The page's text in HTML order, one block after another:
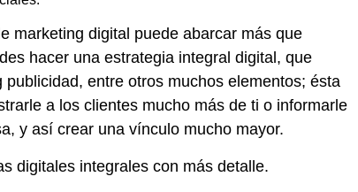
marketing digital puede abarcar más que
hacer una estrategia integral digital, que
entre otros muchos elementos; ésta
a los clientes mucho más de ti o informarle
y así crear una vínculo mucho mayor.
digitales integrales con más detalle.